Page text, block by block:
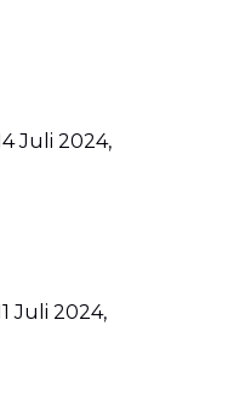
Juli 2024,
Juli 2024,